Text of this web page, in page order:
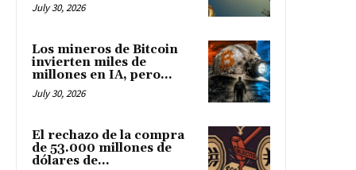
July 30, 2026
Los mineros de Bitcoin
invierten miles de
millones en IA, pero...
July 30, 2026
El rechazo de la compra
de 53.000 millones de
dólares de...